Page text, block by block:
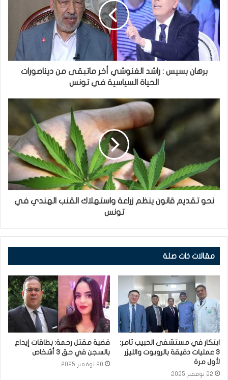
برهان بسيس : راشد الغنوشي أخر ماتبقى من ديناصورات
الحياة السياسية في تونس
نحو تقديم قانون ينظم زراعة واستهلاك القنب الهندي في
تونس
مقالات ذات صلة
ابتكار في مستشفى الحبيب ثامر:
3 عمليات دقيقة بالروبوت والليزر
لأول مرة
22 نوفمبر 2025
قضية مقتل رحمة: بطاقات إيداع
بالسجن في حق 3 أشخاص
20 نوفمبر 2025